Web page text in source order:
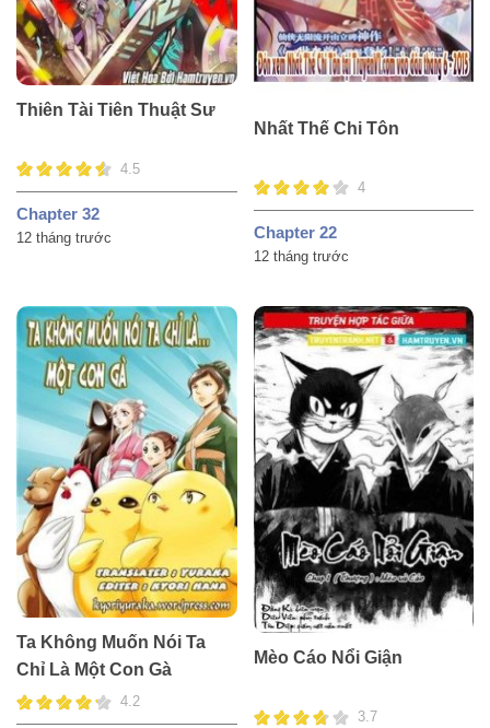
Thiên Tài Tiên Thuật Sư
4.5
Chapter 32
12 tháng trước
Nhất Thế Chi Tôn
4
Chapter 22
12 tháng trước
Ta Không Muốn Nói Ta
Chỉ Là Một Con Gà
4.2
Mèo Cáo Nổi Giận
3.7